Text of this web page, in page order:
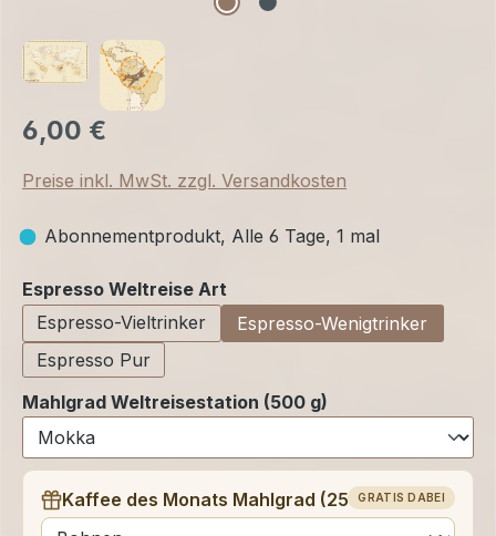
6,00 €
Preise inkl. MwSt. zzgl. Versandkosten
Abonnementprodukt, Alle 6 Tage, 1 mal
Espresso Weltreise Art
Espresso-Vieltrinker
Espresso-Wenigtrinker
Espresso Pur
Mahlgrad Weltreisestation (500 g)
GRATIS DABEI
Kaffee des Monats Mahlgrad (250 g)
auswählen